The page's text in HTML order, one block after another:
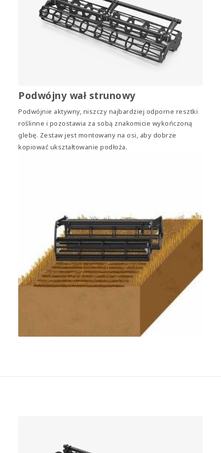
Podwójny wał strunowy
Podwójnie aktywny, niszczy najbardziej odporne resztki
roślinne i pozostawia za sobą znakomicie wykończoną
glebę. Zestaw jest montowany na osi, aby dobrze
kopiować ukształtowanie podłoża.